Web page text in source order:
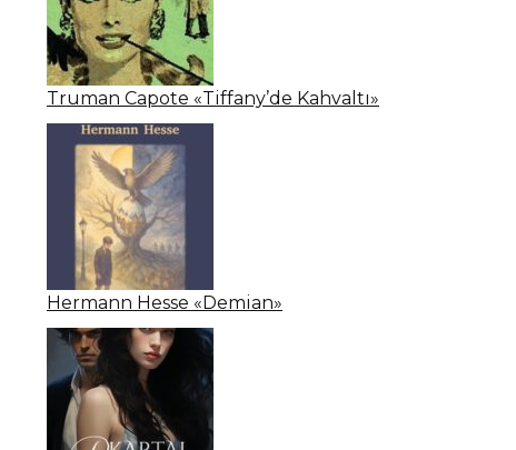
Truman Capote «Tiffany’de Kahvaltı»
Hermann Hesse «Demian»